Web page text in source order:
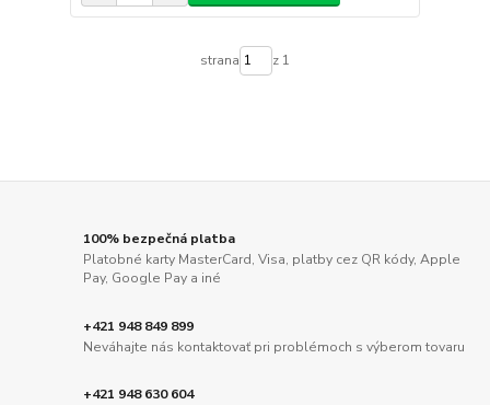
strana z 1
100% bezpečná platba
Platobné karty MasterCard, Visa, platby cez QR kódy, Apple
Pay, Google Pay a iné
+421 948 849 899
Neváhajte nás kontaktovať pri problémoch s výberom tovaru
+421 948 630 604